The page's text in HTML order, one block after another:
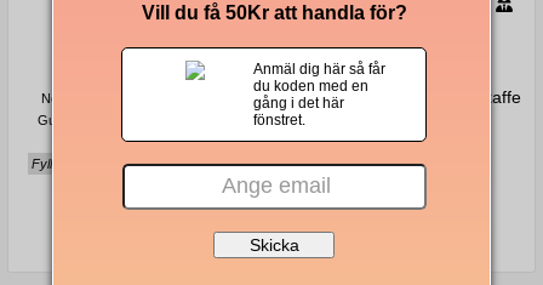
Nescafé Espresso Intenso Dolce
Gusto-kompatibla kaffekapslar 30-
pack
Fyllig, sammetslen, nötig & chokladig
Nescafé Espresso snabbkaffe
Vill du få 50Kr att handla för?
Anmäl dig här så får
du koden med en
gång i det här
fönstret.